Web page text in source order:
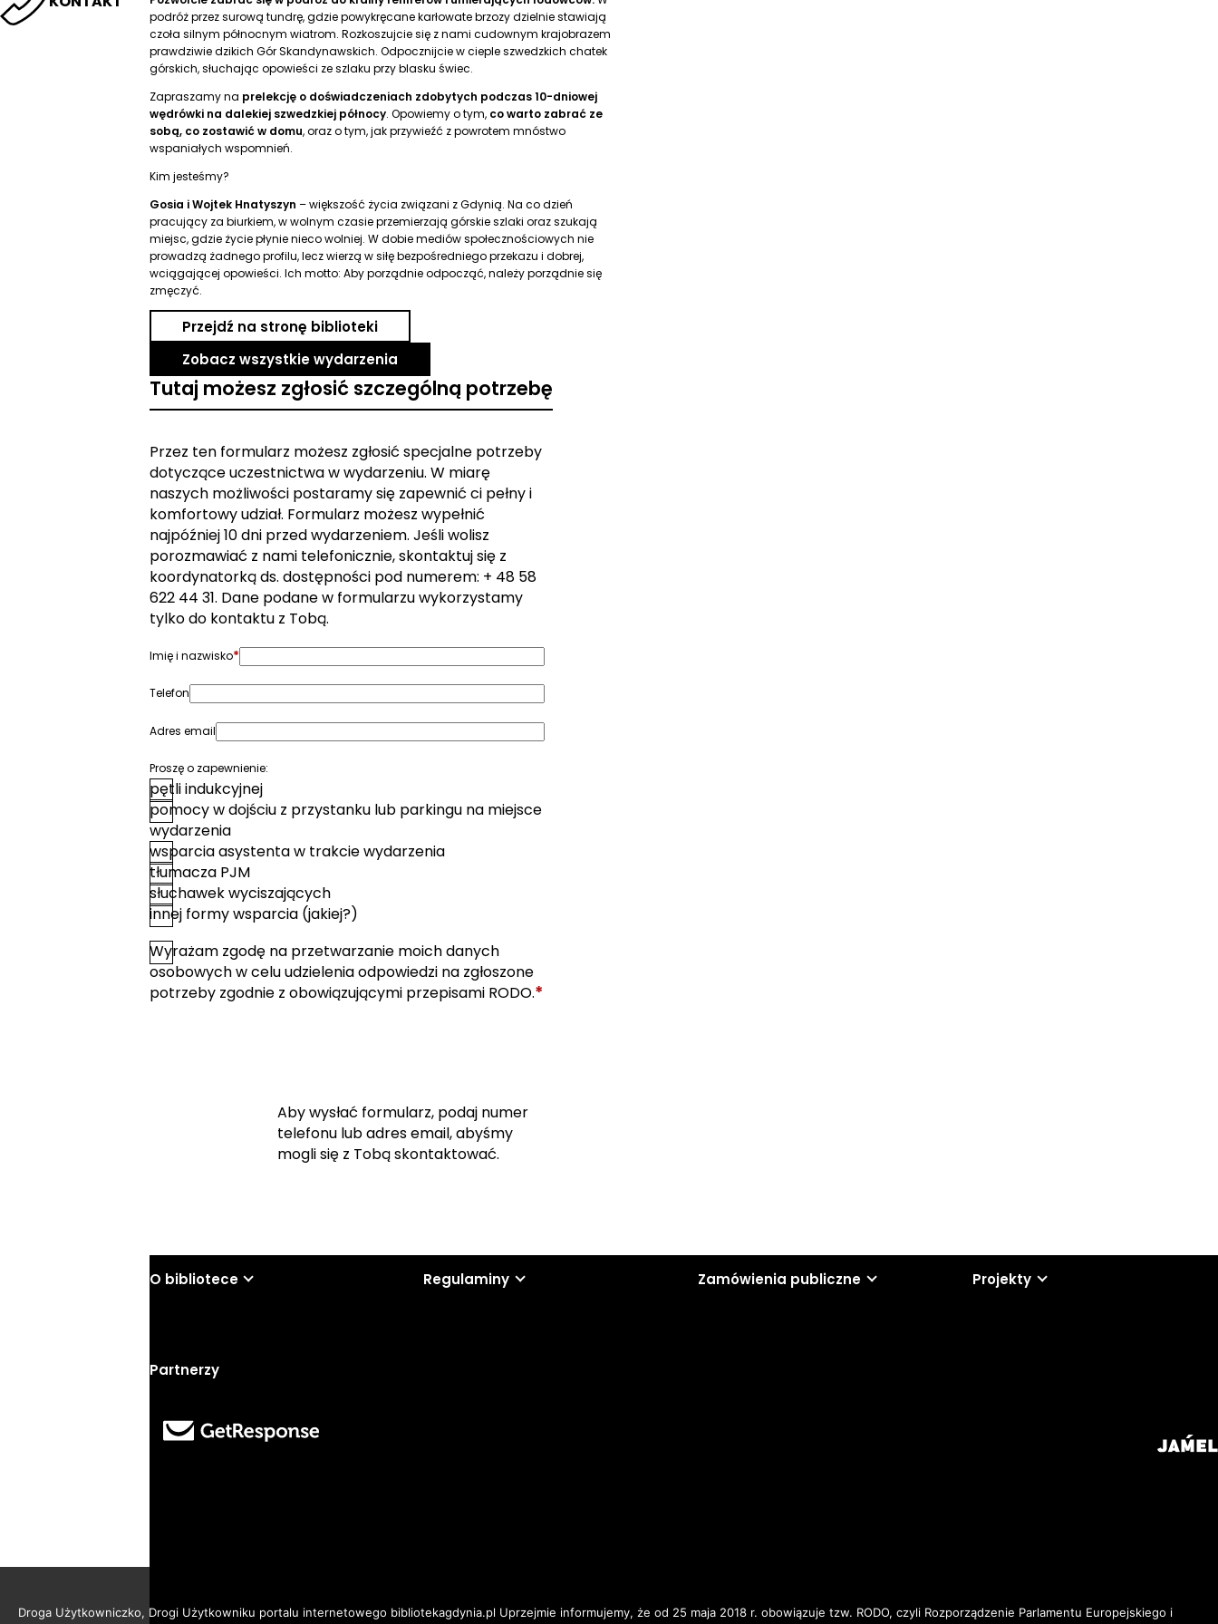
podróż przez surową tundrę, gdzie powykręcane karłowate brzozy dzielnie stawiają
czoła silnym północnym wiatrom. Rozkoszujcie się z nami cudownym krajobrazem
prawdziwie dzikich Gór Skandynawskich. Odpocznijcie w cieple szwedzkich chatek
górskich, słuchając opowieści ze szlaku przy blasku świec.
Zapraszamy na prelekcję o doświadczeniach zdobytych podczas 10-dniowej
wędrówki na dalekiej szwedzkiej północy. Opowiemy o tym, co warto zabrać ze
sobą, co zostawić w domu, oraz o tym, jak przywieźć z powrotem mnóstwo
wspaniałych wspomnień.
Kim jesteśmy?
Gosia i Wojtek Hnatyszyn – większość życia związani z Gdynią. Na co dzień
pracujący za biurkiem, w wolnym czasie przemierzają górskie szlaki oraz szukają
miejsc, gdzie życie płynie nieco wolniej. W dobie mediów społecznościowych nie
prowadzą żadnego profilu, lecz wierzą w siłę bezpośredniego przekazu i dobrej,
wciągającej opowieści. Ich motto: Aby porządnie odpocząć, należy porządnie się
zmęczyć.
Przejdź na stronę biblioteki
Zobacz wszystkie wydarzenia
Tutaj możesz zgłosić szczególną potrzebę
Przez ten formularz możesz zgłosić specjalne potrzeby
dotyczące uczestnictwa w wydarzeniu. W miarę
naszych możliwości postaramy się zapewnić ci pełny i
komfortowy udział. Formularz możesz wypełnić
najpóźniej 10 dni przed wydarzeniem. Jeśli wolisz
porozmawiać z nami telefonicznie, skontaktuj się z
koordynatorką ds. dostępności pod numerem: + 48 58
622 44 31. Dane podane w formularzu wykorzystamy
tylko do kontaktu z Tobą.
Imię i nazwisko*
Telefon
Adres email
Proszę o zapewnienie:
pętli indukcyjnej
pomocy w dojściu z przystanku lub parkingu na miejsce
wydarzenia
wsparcia asystenta w trakcie wydarzenia
tłumacza PJM
słuchawek wyciszających
innej formy wsparcia (jakiej?)
Zgoda*
Wyrażam zgodę na przetwarzanie moich danych
osobowych w celu udzielenia odpowiedzi na zgłoszone
potrzeby zgodnie z obowiązującymi przepisami RODO.*
Aby wysłać formularz, podaj numer
telefonu lub adres email, abyśmy
mogli się z Tobą skontaktować.
O bibliotece Regulaminy Zamówienia publiczne Projekty
Partnerzy
Droga Użytkowniczko, Drogi Użytkowniku portalu internetowego bibliotekagdynia.pl Uprzejmie informujemy, że od 25 maja 2018 r. obowiązuje tzw. RODO, czyli Rozporządzenie Parlamentu Europejskiego i